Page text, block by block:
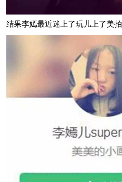
结果李嫣最近迷上了玩儿上了美拍